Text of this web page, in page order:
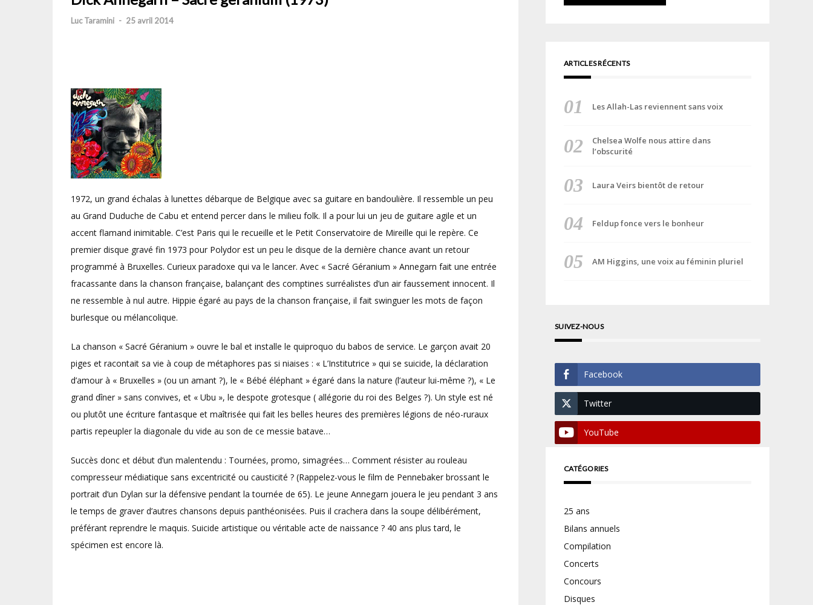
Luc Taramini - 25 avril 2014
1972, un grand échalas à lunettes débarque de Belgique avec sa guitare en bandoulière. Il ressemble un peu
au Grand Duduche de Cabu et entend percer dans le milieu folk. Il a pour lui un jeu de guitare agile et un
accent flamand inimitable. C’est Paris qui le recueille et le Petit Conservatoire de Mireille qui le repère. Ce
premier disque gravé fin 1973 pour Polydor est un peu le disque de la dernière chance avant un retour
programmé à Bruxelles. Curieux paradoxe qui va le lancer. Avec « Sacré Géranium » Annegarn fait une entrée
fracassante dans la chanson française, balançant des comptines surréalistes d’un air faussement innocent. Il
ne ressemble à nul autre. Hippie égaré au pays de la chanson française, il fait swinguer les mots de façon
burlesque ou mélancolique.
La chanson « Sacré Géranium » ouvre le bal et installe le quiproquo du babos de service. Le garçon avait 20
piges et racontait sa vie à coup de métaphores pas si niaises : « L’Institutrice » qui se suicide, la déclaration
d’amour à « Bruxelles » (ou un amant ?), le « Bébé éléphant » égaré dans la nature (l’auteur lui-même ?), « Le
grand dîner » sans convives, et « Ubu », le despote grotesque ( allégorie du roi des Belges ?). Un style est né
ou plutôt une écriture fantasque et maîtrisée qui fait les belles heures des premières légions de néo-ruraux
partis repeupler la diagonale du vide au son de ce messie batave…
Succès donc et début d’un malentendu : Tournées, promo, simagrées… Comment résister au rouleau
compresseur médiatique sans excentricité ou causticité ? (Rappelez-vous le film de Pennebaker brossant le
portrait d’un Dylan sur la défensive pendant la tournée de 65). Le jeune Annegarn jouera le jeu pendant 3 ans
le temps de graver d’autres chansons depuis panthéonisées. Puis il crachera dans la soupe délibérément,
préférant reprendre le maquis. Suicide artistique ou véritable acte de naissance ? 40 ans plus tard, le
spécimen est encore là.
ARTICLES RÉCENTS
Les Allah-Las reviennent sans voix
Chelsea Wolfe nous attire dans
l’obscurité
Laura Veirs bientôt de retour
Feldup fonce vers le bonheur
AM Higgins, une voix au féminin pluriel
SUIVEZ-NOUS
Facebook
Twitter
YouTube
CATÉGORIES
25 ans
Bilans annuels
Compilation
Concerts
Concours
Disques